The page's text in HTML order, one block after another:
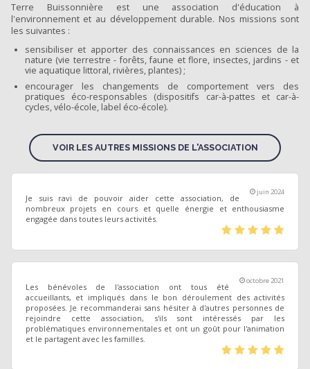
Terre Buissonnière est une association d'éducation à
l'environnement et au développement durable. Nos missions sont
les suivantes :
sensibiliser et apporter des connaissances en sciences de la
nature (vie terrestre - forêts, faune et flore, insectes, jardins - et
vie aquatique littoral, rivières, plantes) ;
encourager les changements de comportement vers des
pratiques éco-responsables (dispositifs car-à-pattes et car-à-
cycles, vélo-école, label éco-école).
VOIR LES AUTRES MISSIONS DE L'ASSOCIATION
juin 2024
Je suis ravi de pouvoir aider cette association, de
nombreux projets en cours et quelle énergie et enthousiasme
engagée dans toutes leurs activités.
(*)(*)(*)(*)(*)
octobre 2021
Les bénévoles de l'association ont tous été
accueillants, et impliqués dans le bon déroulement des activités
proposées. Je recommanderai sans hésiter à d'autres personnes de
rejoindre cette association, s'ils sont intéressés par les
problématiques environnementales et ont un goût pour l'animation
et le partagent avec les familles.
(*)(*)(*)(*)(*)